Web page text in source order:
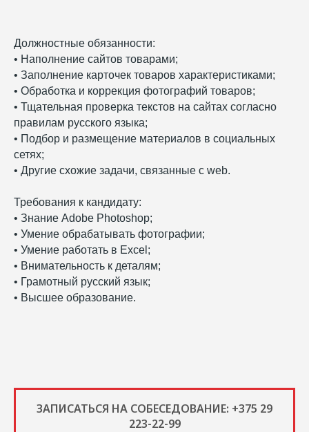
Должностные обязанности:
• Наполнение сайтов товарами;
• Заполнение карточек товаров характеристиками;
• Обработка и коррекция фотографий товаров;
• Тщательная проверка текстов на сайтах согласно
правилам русского языка;
• Подбор и размещение материалов в социальных
сетях;
• Другие схожие задачи, связанные с web.
Требования к кандидату:
• Знание Adobe Photoshop;
• Умение обрабатывать фотографии;
• Умение работать в Exсel;
• Внимательность к деталям;
• Грамотный русский язык;
• Высшее образование.
ЗАПИСАТЬСЯ НА СОБЕСЕДОВАНИЕ: +375 29
223-22-99